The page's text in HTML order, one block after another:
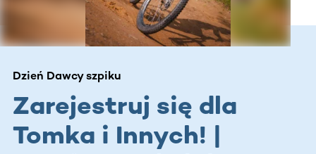
Dzień Dawcy szpiku
Zarejestruj się dla
Tomka i Innych! |